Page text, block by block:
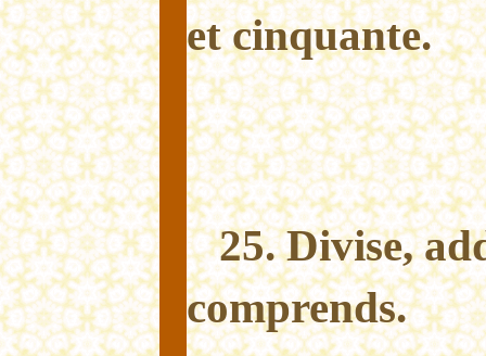
et cinquante.
25. Divise,
comprends.